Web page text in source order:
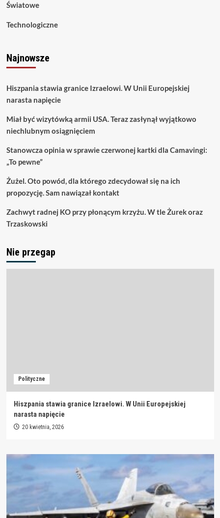
Światowe
Technologiczne
Najnowsze
Hiszpania stawia granice Izraelowi. W Unii Europejskiej
narasta napięcie
Miał być wizytówką armii USA. Teraz zasłynął wyjątkowo
niechlubnym osiągnięciem
Stanowcza opinia w sprawie czerwonej kartki dla Camavingi:
„To pewne”
Żużel. Oto powód, dla którego zdecydował się na ich
propozycję. Sam nawiązał kontakt
Zachwyt radnej KO przy płonącym krzyżu. W tle Żurek oraz
Trzaskowski
Nie przegap
Polityczne
Hiszpania stawia granice Izraelowi. W Unii Europejskiej
narasta napięcie
20 kwietnia, 2026